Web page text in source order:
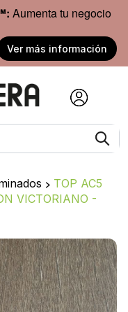
Aumenta tu negocio
Ver más información
> TOP AC5
VICTORIANO -